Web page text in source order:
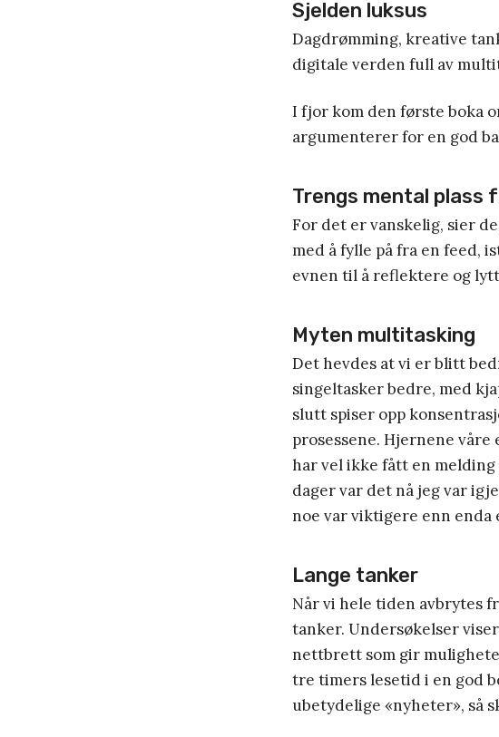
Sjelden luksus
Dagdrømming, kreative
digitale verden full av
I fjor kom den første boka
argumenterer for en god
Trengs mental plass
For det er vanskelig, sier
med å fylle på fra en feed,
evnen til å reflektere og
Myten multitasking
Det hevdes at vi er blitt
singeltasker bedre, med
slutt spiser opp
prosessene. Hjernene
har vel ikke fått en
dager var det nå jeg var
noe var viktigere enn enda
Lange tanker
Når vi hele tiden avbrytes
tanker. Undersøkelser
nettbrett som gir
tre timers lesetid i en god
ubetydelige «nyheter», så